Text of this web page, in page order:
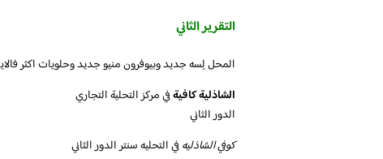
التقرير الثاني
المحل لِسه جديد وبيوفرون منيو جديد وحلويات اكثر
الشاذلية كافيةفي مركز التحلية التجاري
الدور الثاني
كوفي الشاذليهفي التحليه سنتر الدور الثاني